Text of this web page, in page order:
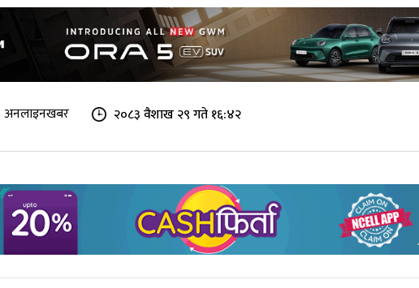
अनलाइनखबर २०८३ वैशाख २९ गते १६:४२